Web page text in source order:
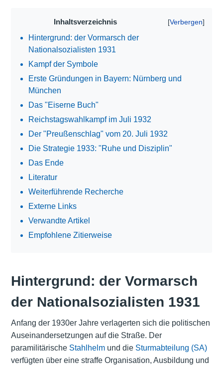
Inhaltsverzeichnis
Hintergrund: der Vormarsch der
Nationalsozialisten 1931
Kampf der Symbole
Erste Gründungen in Bayern: Nürnberg und
München
Das "Eiserne Buch"
Reichstagswahlkampf im Juli 1932
Der "Preußenschlag" vom 20. Juli 1932
Die Strategie 1933: "Ruhe und Disziplin"
Das Ende
Literatur
Weiterführende Recherche
Externe Links
Verwandte Artikel
Empfohlene Zitierweise
Hintergrund: der Vormarsch
der Nationalsozialisten 1931
Anfang der 1930er Jahre verlagerten sich die politischen
Auseinandersetzungen auf die Straße. Der
paramilitärische Stahlhelmund die Sturmabteilung (SA)
verfügten über eine straffe Organisation, Ausbildung und